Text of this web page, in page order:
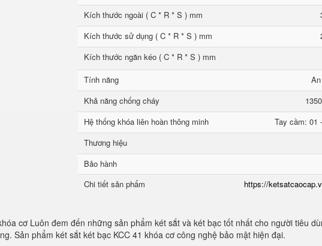
Kích thước ngoài ( C * R * S ) mm
Kích thước sử dụng ( C * R * S ) mm
Kích thước ngăn kéo ( C * R * S ) mm
Tính năng
Khả năng chống cháy
Hệ thống khóa liên hoàn thông minh
Tay cầm: 01
Thương hiệu
Bảo hành
Chi tiết sản phẩm
https://
cơ Luôn đem đến những sản phẩm két sắt và két bạc tốt nhất cho người tiêu
Sản phẩm két sắt két bạc KCC 41 khóa cơ công nghệ bảo mật hiện đại.